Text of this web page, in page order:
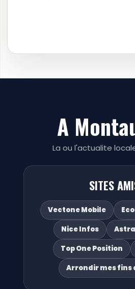
A
La ou l'actualite
SITES
Vectone Mobile
Nice Infos
Top One Position
Arrondir mes fins